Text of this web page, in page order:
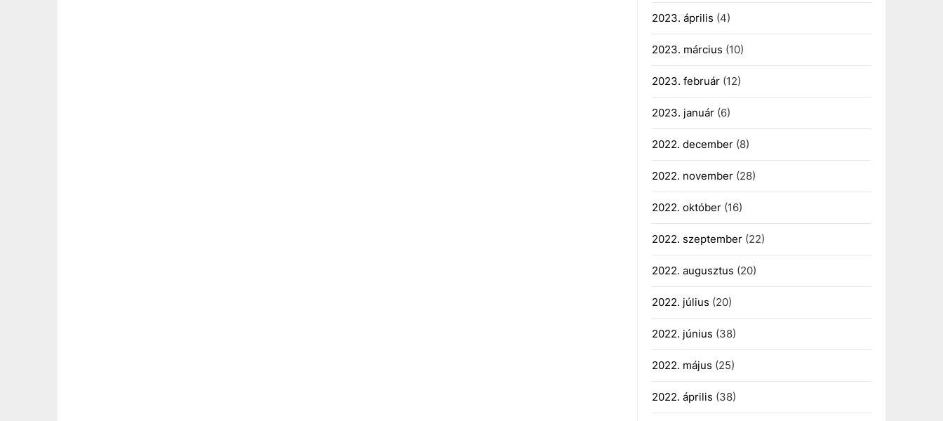
2023. április (4)
2023. március (10)
2023. február(12)
2023. január(6)
2022. december(8)
2022. november(28)
2022. október(16)
2022. szeptember(22)
2022. augusztus (20)
2022. július (20)
2022. június (38)
2022. május (25)
2022. április (38)